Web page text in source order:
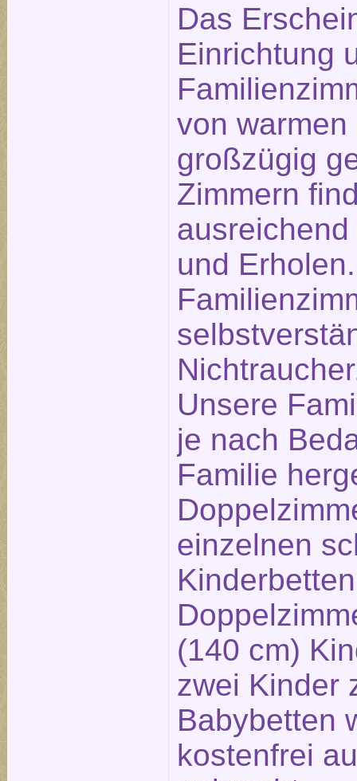
Das
Einrichtung
von
großzügig
Zimmern
und
Unsere
je nach
Familie
einzelnen
(140 cm)
zwei Kinder
Babybetten
kostenfrei